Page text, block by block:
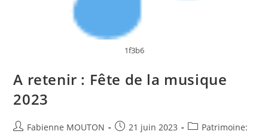
1f3b6
A retenir : Fête de la musique
2023
Auteur/autrice
Fabienne MOUTON
Post21 juin 2023
PostPatrimoine: